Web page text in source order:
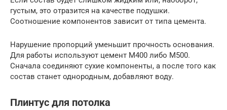
густым, это отразится на качестве подушки.
Соотношение компонентов зависит от типа цемента.
Нарушение пропорций уменьшит прочность основания.
Для работы используют цемент М400 либо М500.
Сначала соединяют сухие компоненты, а после того как
состав станет однородным, добавляют воду.
Плинтус для потолка